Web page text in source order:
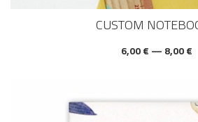
CUSTOM
6,00 € — 8,00 €